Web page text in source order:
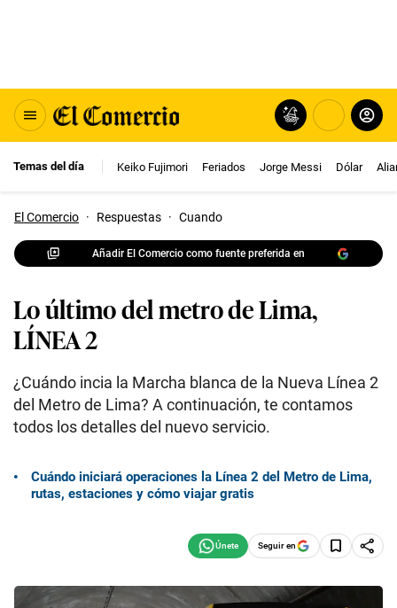
Temas del día Keiko Fujimori Feriados Jorge Messi Dólar
El Comercio · Respuestas · Cuando
Añadir El Comercio como fuente preferida en
Lo último del metro de Lima,
LÍNEA 2
¿Cuándo incia la Marcha blanca de la Nueva Línea 2
del Metro de Lima? A continuación, te contamos
todos los detalles del nuevo servicio.
Cuándo iniciará operaciones la Línea 2 del Metro de Lima,
rutas, estaciones y cómo viajar gratis
Seguir en